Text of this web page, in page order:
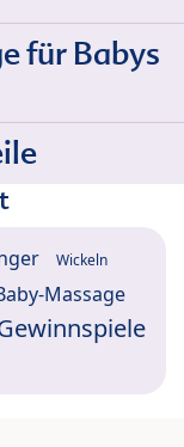
für Babys
Wickeln
Massage